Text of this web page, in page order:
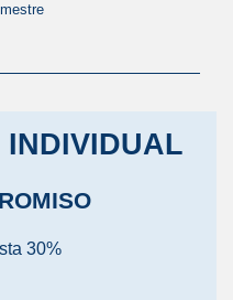
INDIVIDUAL
30%